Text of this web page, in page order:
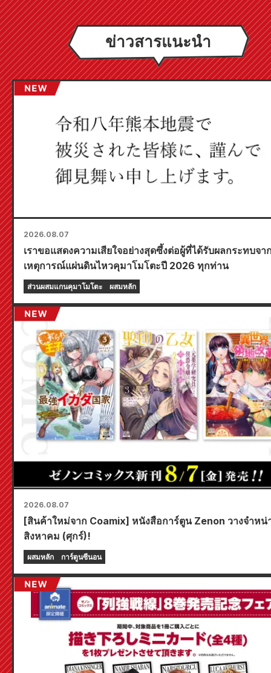
ข่าวสารแนะนำ
2026.08.07
เราขอแสดงความเสียใจอย่างสุดซึ้งต่อผู้ที่ได้รับผลกระทบจา
เหตุการณ์แผ่นดินไหวคุมาโมโตะปี 2026 ทุกท่าน
ส่วนผสมแกนคุมาโมโตะ ผสมหลัก
2026.08.07
[สินค้าใหม่จาก Coamix] หนังสือการ์ตูน Zenon วางจำหน่
สิงหาคม (ศุกร์)!
ผสมหลัก การ์ตูนซีนอน